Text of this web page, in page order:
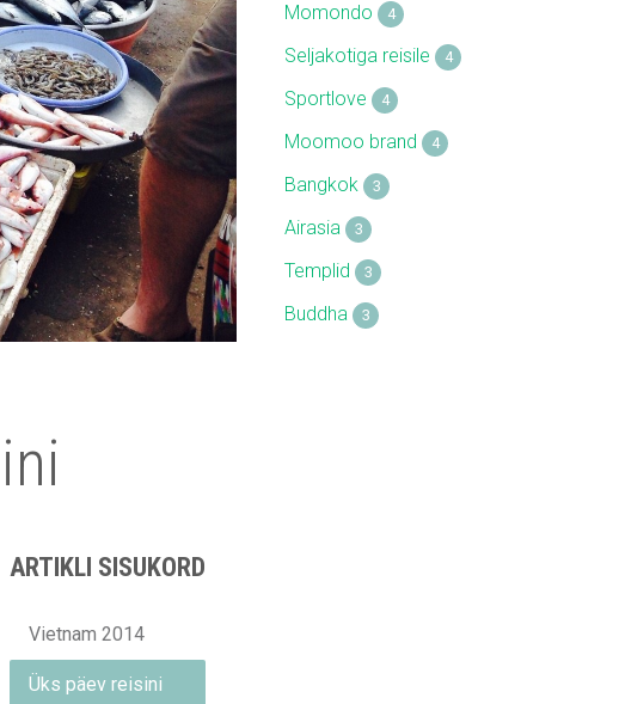
ARTIKLI SISUKORD
Vietnam 2014
Üks päev reisini
Momondo 4
Seljakotiga reisile 4
Sportlove 4
Moomoo brand 4
Bangkok 3
Airasia 3
Templid 3
Buddha 3